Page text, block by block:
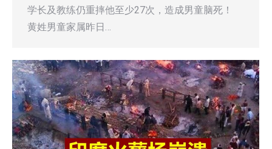
学长及教练仍重摔他至少27次，造成男童脑死！
黄姓男童家属昨日…